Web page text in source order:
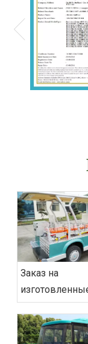
Заказ на
заказ
автомобили‌ из